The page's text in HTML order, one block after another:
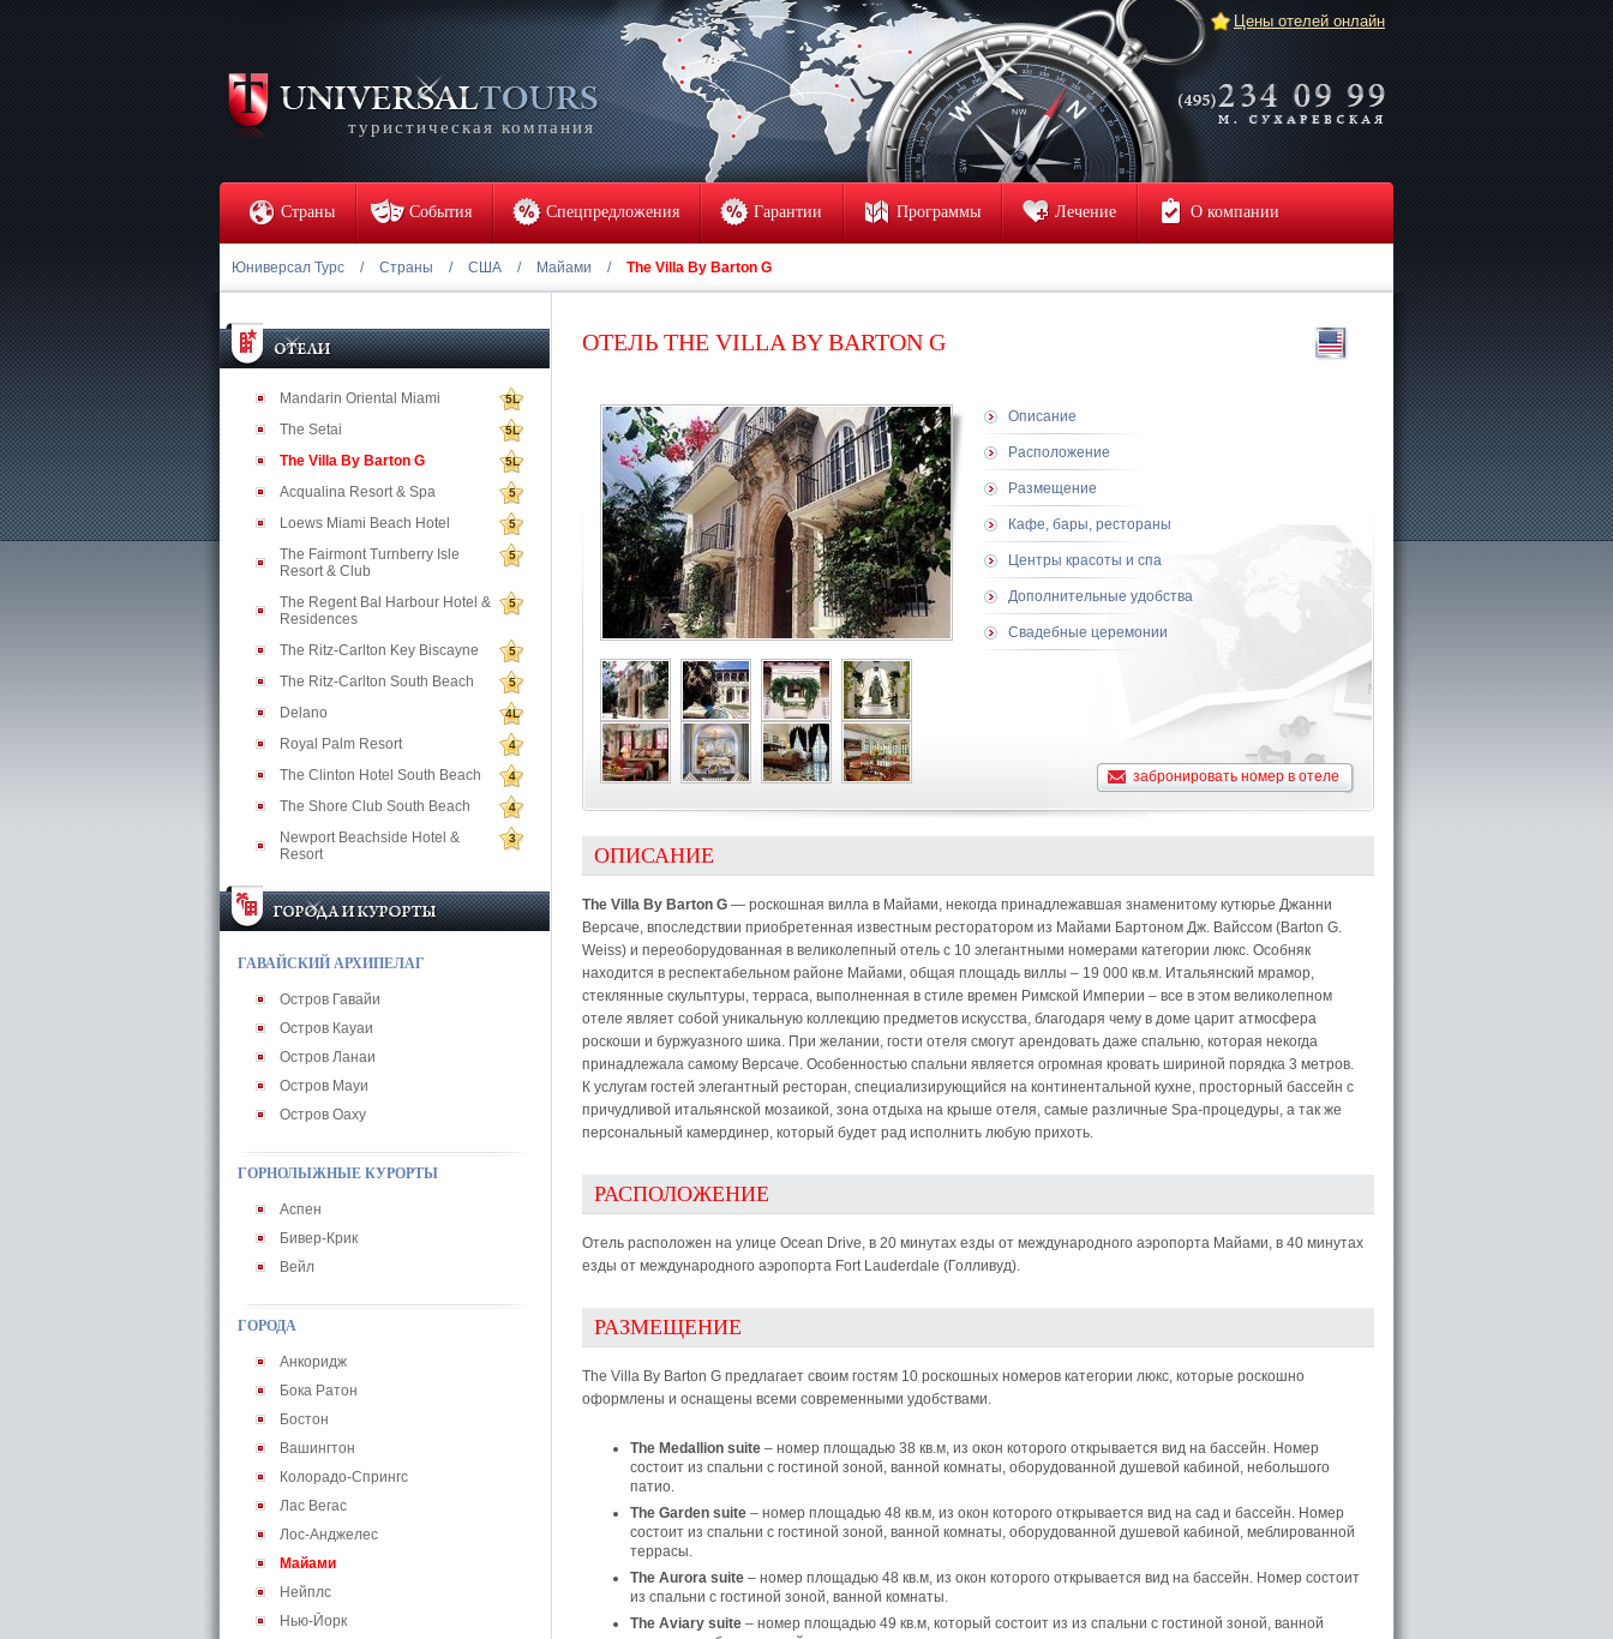
туристическая компания
Цены отелей онлайн
Страны События Спецпредложения Гарантии Программы Лечение О компании
Юниверсал Турс / Страны / США / Майами / The Villa By Barton G
Mandarin Oriental Miami 5L
The Setai 5L
The Villa By Barton G 5L
Acqualina Resort & Spa 5
Loews Miami Beach Hotel 5
The Fairmont Turnberry Isle
Resort & Club
5
The Regent Bal Harbour Hotel &
Residences
5
The Ritz-Carlton Key Biscayne 5
The Ritz-Carlton South Beach 5
Delano 4L
Royal Palm Resort 4
The Clinton Hotel South Beach 4
The Shore Club South Beach 4
Newport Beachside Hotel &
Resort
3
ГАВАЙСКИЙ АРХИПЕЛАГ
Остров Гавайи
Остров Кауаи
Остров Ланаи
Остров Мауи
Остров Оаху
ГОРНОЛЫЖНЫЕ КУРОРТЫ
Аспен
Бивер-Крик
Вейл
ГОРОДА
Анкоридж
Бока Ратон
Бостон
Вашингтон
Колорадо-Спрингс
Лас Вегас
Лос-Анджелес
Майами
Нейплс
Нью-Йорк
ОТЕЛЬ THE VILLA BY BARTON G
Описание
Расположение
Размещение
Кафе, бары, рестораны
Центры красоты и спа
Дополнительные удобства
Свадебные церемонии
забронировать номер в отеле
ОПИСАНИЕ
The Villa By Barton G — роскошная вилла в Майами, некогда принадлежавшая знаменитому кутюрье Джанни
Версаче, впоследствии приобретенная известным ресторатором из Майами Бартоном Дж. Вайссом (Barton G.
Weiss) и переоборудованная в великолепный отель с 10 элегантными номерами категории люкс. Особняк
находится в респектабельном районе Майами, общая площадь виллы – 19 000 кв.м. Итальянский мрамор,
стеклянные скульптуры, терраса, выполненная в стиле времен Римской Империи – все в этом великолепном
отеле являет собой уникальную коллекцию предметов искусства, благодаря чему в доме царит атмосфера
роскоши и буржуазного шика. При желании, гости отеля смогут арендовать даже спальню, которая некогда
принадлежала самому Версаче. Особенностью спальни является огромная кровать шириной порядка 3 метров.
К услугам гостей элегантный ресторан, специализирующийся на континентальной кухне, просторный бассейн с
причудливой итальянской мозаикой, зона отдыха на крыше отеля, самые различные Spa-процедуры, а так же
персональный камердинер, который будет рад исполнить любую прихоть.
РАСПОЛОЖЕНИЕ
Отель расположен на улице Ocean Drive, в 20 минутах езды от международного аэропорта Майами, в 40 минутах
езды от международного аэропорта Fort Lauderdale (Голливуд).
РАЗМЕЩЕНИЕ
The Villa By Barton G предлагает своим гостям 10 роскошных номеров категории люкс, которые роскошно
оформлены и оснащены всеми современными удобствами.
The Medallion suite – номер площадью 38 кв.м, из окон которого открывается вид на бассейн. Номер
состоит из спальни с гостиной зоной, ванной комнаты, оборудованной душевой кабиной, небольшого
патио.
The Garden suite – номер площадью 48 кв.м, из окон которого открывается вид на сад и бассейн. Номер
состоит из спальни с гостиной зоной, ванной комнаты, оборудованной душевой кабиной, меблированной
террасы.
The Aurora suite – номер площадью 48 кв.м, из окон которого открывается вид на бассейн. Номер состоит
из спальни с гостиной зоной, ванной комнаты.
The Aviary suite – номер площадью 49 кв.м, который состоит из из спальни с гостиной зоной, ванной